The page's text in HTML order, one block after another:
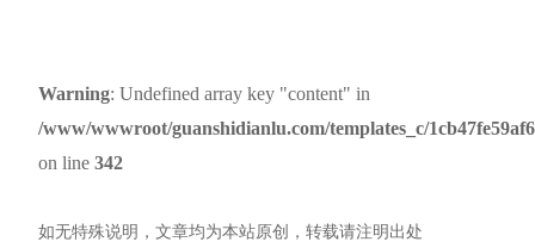
Warning: Undefined array key "content" in
/www/wwwroot/guanshidianlu.com/templates_c/
on line 342
如无特殊说明，文章均为本站原创，转载请注明出处